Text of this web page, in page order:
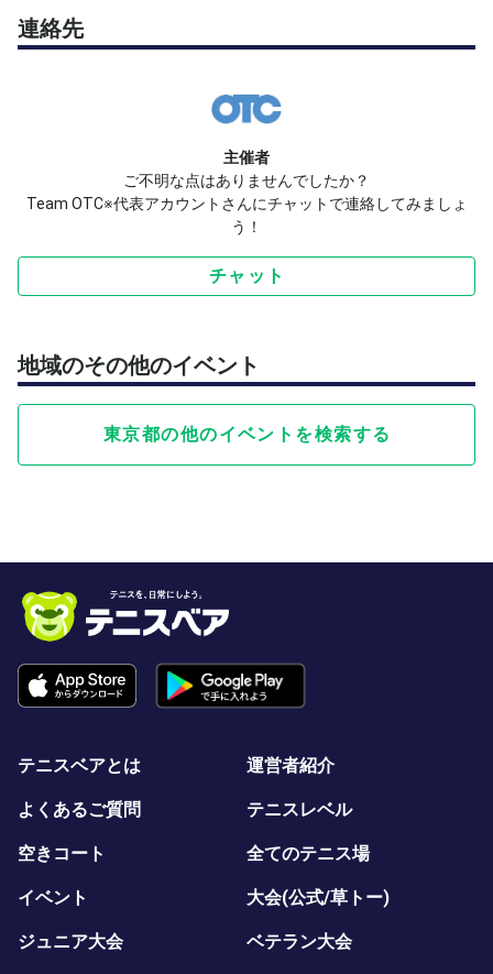
連絡先
主催者
ご不明な点はありませんでしたか？
Team OTC※代表アカウントさんにチャットで連絡してみましょ
う！
チャット
地域のその他のイベント
東京都の他のイベントを検索する
テニスベアとは 運営者紹介
よくあるご質問 テニスレベル
空きコート 全てのテニス場
イベント 大会(公式/草トー)
ジュニア大会 ベテラン大会